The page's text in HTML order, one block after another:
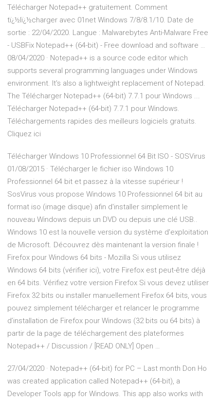
Télécharger Notepad++ gratuitement. Comment
tï¿½lï¿½charger avec 01net Windows 7/8/8.1/10. Date de
sortie : 22/04/2020. Langue : Malwarebytes Anti-Malware Free
- USBFix Notepad++ (64-bit) - Free download and software …
08/04/2020 · Notepad++ is a source code editor which
supports several programming languages under Windows
environment. It's also a lightweight replacement of Notepad.
The Télécharger Notepad++ (64-bit) 7.7.1 pour Windows ...
Télécharger Notepad++ (64-bit) 7.7.1 pour Windows.
Téléchargements rapides des meilleurs logiciels gratuits.
Cliquez ici
Télécharger Windows 10 Professionnel 64 Bit ISO - SOSVirus
01/08/2015 · Télécharger le fichier iso Windows 10
Professionnel 64 bit et passez à la vitesse supérieur !
SosVirus vous propose Windows 10 Professionnel 64 bit au
format iso (image disque) afin d'installer simplement le
nouveau Windows depuis un DVD ou depuis une clé USB..
Windows 10 est la nouvelle version du système d'exploitation
de Microsoft. Découvrez dès maintenant la version finale !
Firefox pour Windows 64 bits - Mozilla Si vous utilisez
Windows 64 bits (vérifier ici), votre Firefox est peut-être déjà
en 64 bits. Vérifiez votre version Firefox Si vous devez utiliser
Firefox 32 bits ou installer manuellement Firefox 64 bits, vous
pouvez simplement télécharger et relancer le programme
d’installation de Firefox pour Windows (32 bits ou 64 bits) à
partir de la page de téléchargement des plateformes
Notepad++ / Discussion / [READ ONLY] Open …
27/04/2020 · Notepad++ (64-bit) for PC – Last month Don Ho
was created application called Notepad++ (64-bit), a
Developer Tools app for Windows. This app also works with